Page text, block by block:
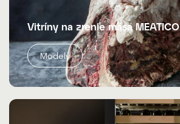
Vitríny na zrenie mäsa MEATICO
Modely